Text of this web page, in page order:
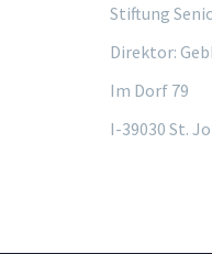
Stiftung
Direktor:
Im Dorf 79
I-39030 St.